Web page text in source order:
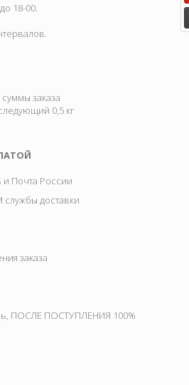
18-00.
заказа
0,5 кг
и Почта России
доставки
заказа
ПОСЛЕ ПОСТУПЛЕНИЯ 100%